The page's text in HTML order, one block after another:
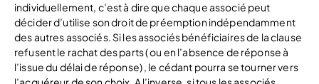
individuellement, c’est à dire que chaque associé peut
décider d’utilise son droit de préemption indépendamment
des autres associés. Si les associés bénéficiaires de la clause
refusent le rachat des parts ( ou en l’absence de réponse à
l’issue du délai de réponse) , le cédant pourra se tourner vers